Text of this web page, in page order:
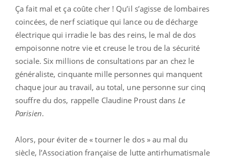
Ça fait mal et ça coûte cher ! Qu’il s’agisse de lombaires
coincées, de nerf sciatique qui lance ou de décharge
électrique qui irradie le bas des reins, le mal de dos
empoisonne notre vie et creuse le trou de la sécurité
sociale. Six millions de consultations par an chez le
généraliste, cinquante mille personnes qui manquent
chaque jour au travail, au total, une personne sur cinq
souffre du dos, rappelle Claudine Proust dans Le
Parisien.
Alors, pour éviter de « tourner le dos » au mal du
siècle, l’Association française de lutte antirhumatismale